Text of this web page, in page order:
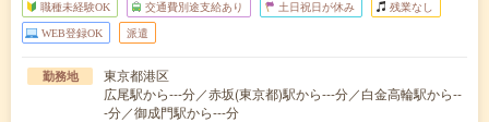
職種未経験OK 交通費別途支給あり 土日祝日が休み 残業なし
WEB登録OK 派遣
勤務地
東京都港区
広尾駅から---分／赤坂(東京都)駅から---分／白金高輪駅から--
-分／御成門駅から---分